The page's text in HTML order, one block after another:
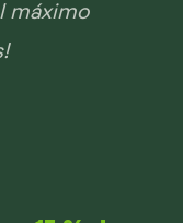
máximo